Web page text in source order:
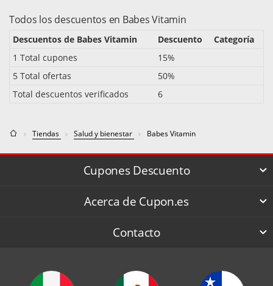
Todos los descuentos en Babes Vitamin
Descuentos de Babes Vitamin Descuento
Categoría
1 Total cupones
15%
5 Total ofertas
50%
Total descuentos verificados
6
Tiendas Salud y bienestar Babes Vitamin
Cupones Descuento
Acerca de Cupon.es
Contacto